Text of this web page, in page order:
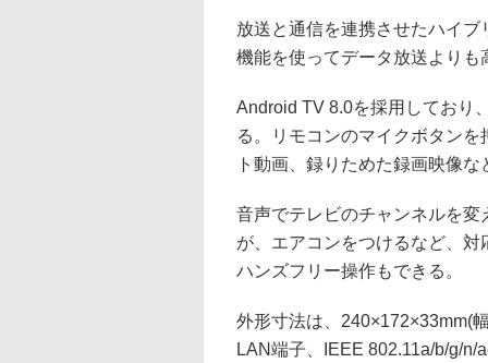
放送と通信を連携させたハイ
機能を使ってデータ放送より
Android TV 8.0を採用しており
る。リモコンのマイクボタン
ト動画、録りためた録画映像
音声でテレビのチャンネルを
が、エアコンをつけるなど、
ハンズフリー操作もできる。
外形寸法は、240×172×33mm(
LAN端子、IEEE 802.11a/b/g/